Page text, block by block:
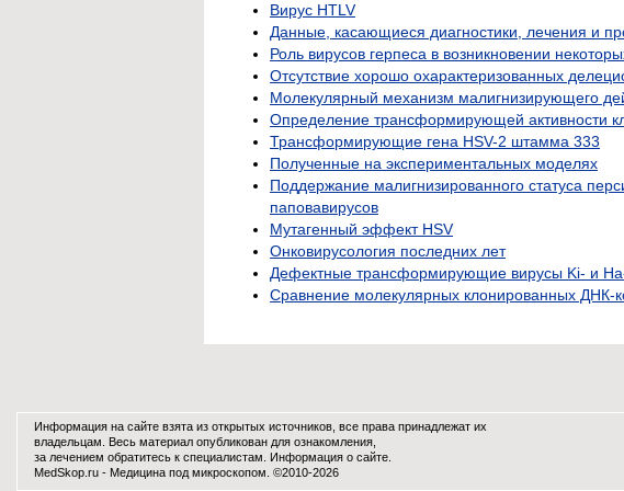
Вирус HTLV
Данные, касающиеся диагностики, лечения и
Роль вирусов герпеса в возникновении
Отсутствие хорошо охарактеризованных
Молекулярный механизм малигнизирующего
Определение трансформирующей активности
Трансформирующие гена HSV-2 штамма 333
Полученные на экспериментальных моделях
Поддержание малигнизированного статуса
паповавирусов
Мутагенный эффект HSV
Онковирусология последних лет
Дефектные трансформирующие вирусы Ki- и
Сравнение молекулярных клонированных ДНК-
Информация на сайте взята из открытых источников, все права принадлежат их
владельцам. Весь материал опубликован для ознакомления,
за лечением обратитесь к специалистам. Информация о сайте
MedSkop.ru - Медицина под микроскопом. ©2010-2026